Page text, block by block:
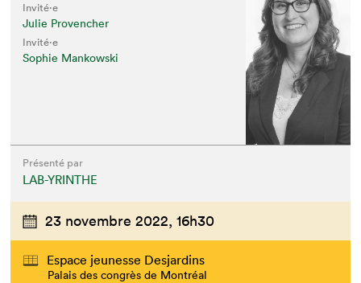
Invité⋅e
Julie Provencher
Invité⋅e
Sophie Mankowski
Présenté par
LAB-YRINTHE
23 novembre 2022, 16h30
Espace jeunesse Desjardins
Palais des congrès de Montréal